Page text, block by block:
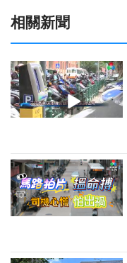
相關新聞